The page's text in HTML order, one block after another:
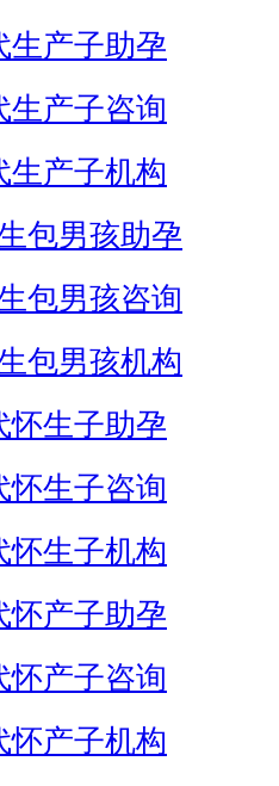
生产子助孕
生产子咨询
生产子机构
包男孩助孕
包男孩咨询
包男孩机构
怀生子助孕
怀生子咨询
怀生子机构
怀产子助孕
怀产子咨询
怀产子机构